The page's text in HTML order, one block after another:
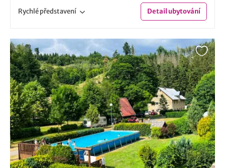
Rychlépředstavení Detailubytování